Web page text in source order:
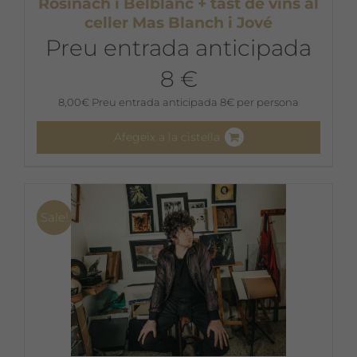
celler Mas Blanch i Jové
Preu entrada anticipada
8 €
8,00€ Preu entrada anticipada 8€ per persona
Afegeix a la cistella
Sale!